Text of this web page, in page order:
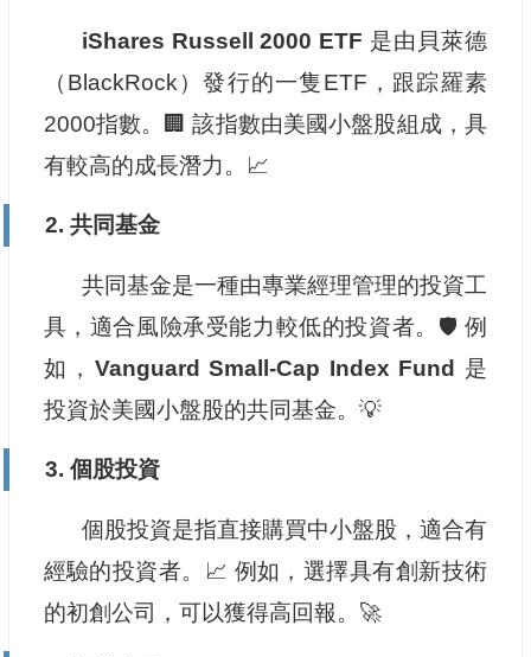
iShares Russell 2000 ETF 是由貝萊德
（BlackRock）發行的一隻ETF，跟踪羅素
2000指數。🏢 該指數由美國小盤股組成，具
有較高的成長潛力。📈
2. 共同基金
共同基金是一種由專業經理管理的投資工
具，適合風險承受能力較低的投資者。🛡️ 例
如， Vanguard Small-Cap Index Fund 是
投資於美國小盤股的共同基金。💡
3. 個股投資
個股投資是指直接購買中小盤股，適合有
經驗的投資者。📈 例如，選擇具有創新技術
的初創公司，可以獲得高回報。🚀